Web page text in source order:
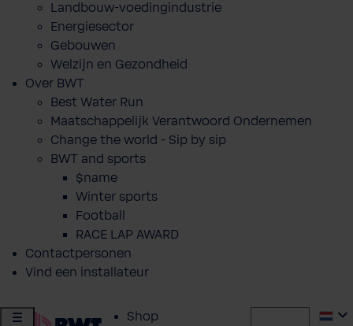
Landbouw-voedingindustrie
Energiesector
Gebouwen
Welzijn en Gezondheid
Over BWT
Best Water Run
Maatschappelijk Verantwoord Ondernemen
Change the world - Sip by sip
BWT and sports
$name
Winter sports
Football
RACE LAP AWARD
Contactpersonen
Vind een installateur
Shop